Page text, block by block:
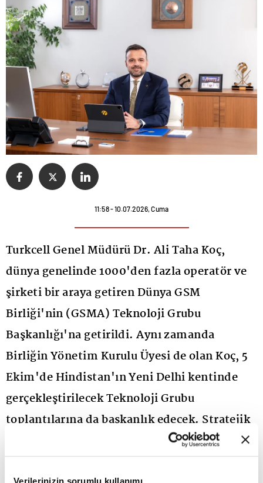
Verilerinizin sorumlu kullanımı
11:58 - 10.07.2026, Cuma
Turkcell Genel Müdürü Dr. Ali Taha Koç,
dünya genelinde 1000'den fazla operatör ve
şirketi bir araya getiren Dünya GSM
Birliği'nin (GSMA) Teknoloji Grubu
Başkanlığı'na getirildi. Aynı zamanda
Birliğin Yönetim Kurulu Üyesi de olan Koç, 5
Ekim'de Hindistan'ın Yeni Delhi kentinde
gerçekleştirilecek Teknoloji Grubu
toplantılarına da başkanlık edecek. Stratejik
bir platformda üstlendiği bu görevden
duyduğu gururu ifade eden Dr. Ali Taha Koç,